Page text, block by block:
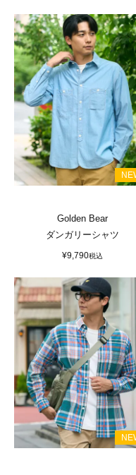
Golden Bear
ダンガリーシャツ
¥9,790税込